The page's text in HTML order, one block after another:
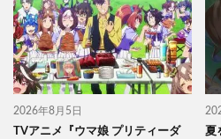
2026年8月5日
TVアニメ『ウマ娘 プリティーダ
夏